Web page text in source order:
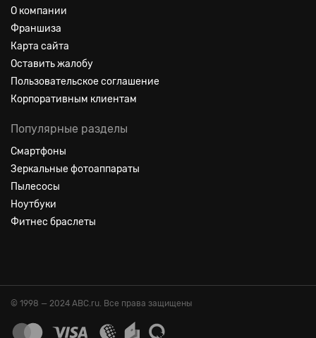
О компании
Франшиза
Карта сайта
Оставить жалобу
Пользовательское соглашение
Корпоративным клиентам
Популярные разделы
Смартфоны
Зеркальные фотоаппараты
Пылесосы
Ноутбуки
Фитнес браслеты
© 1998 — 2024 ABC.ru. Все права защищены